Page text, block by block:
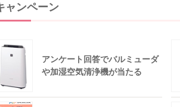
ャンペーン
アンケート回答でバルミューダ
や加湿空気清浄機が当たる